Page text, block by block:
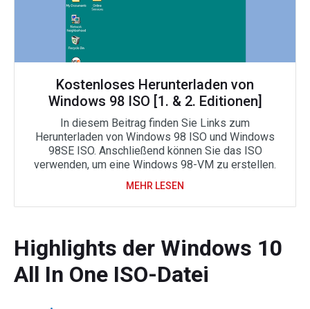
Kostenloses Herunterladen von
Windows 98 ISO [1. & 2. Editionen]
In diesem Beitrag finden Sie Links zum
Herunterladen von Windows 98 ISO und Windows
98SE ISO. Anschließend können Sie das ISO
verwenden, um eine Windows 98-VM zu erstellen.
MEHR LESEN
Highlights der Windows 10
All In One ISO-Datei